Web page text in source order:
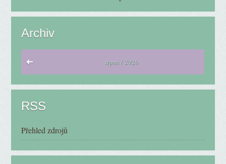
Archiv
srpen / 2026
RSS
Přehled zdrojů